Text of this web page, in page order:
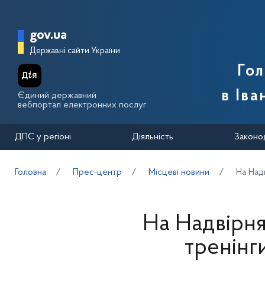
Головна сторінка Державної
gov.ua
Державні сайти України
Єдиний державний
вебпортал електронних послуг
в
ДПС у регіоні Діяльність
Головна Прес-центр Місцеві новини На
На